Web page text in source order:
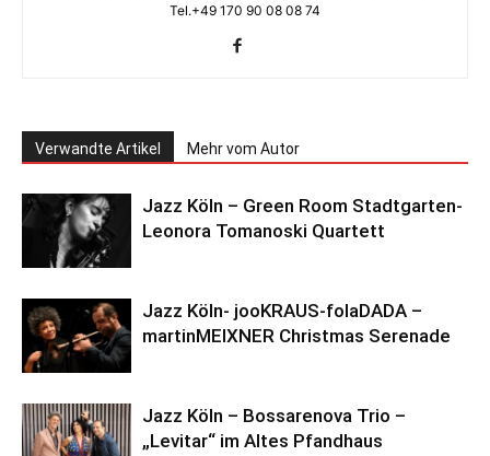
Tel.+49 170 90 08 08 74
Verwandte Artikel Mehr vom Autor
Jazz Köln – Green Room Stadtgarten-
Leonora Tomanoski Quartett
Jazz Köln- jooKRAUS-folaDADA –
martinMEIXNER Christmas Serenade
Jazz Köln – Bossarenova Trio –
„Levitar“ im Altes Pfandhaus